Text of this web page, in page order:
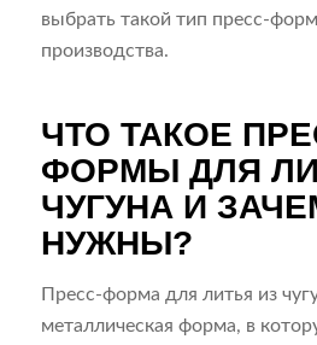
выбрать такой тип пресс-
производства.
ЧТО ТАКОЕ
ФОРМЫ ДЛЯ
ЧУГУНА И
НУЖНЫ?
Пресс-форма для литья из
металлическая форма, в